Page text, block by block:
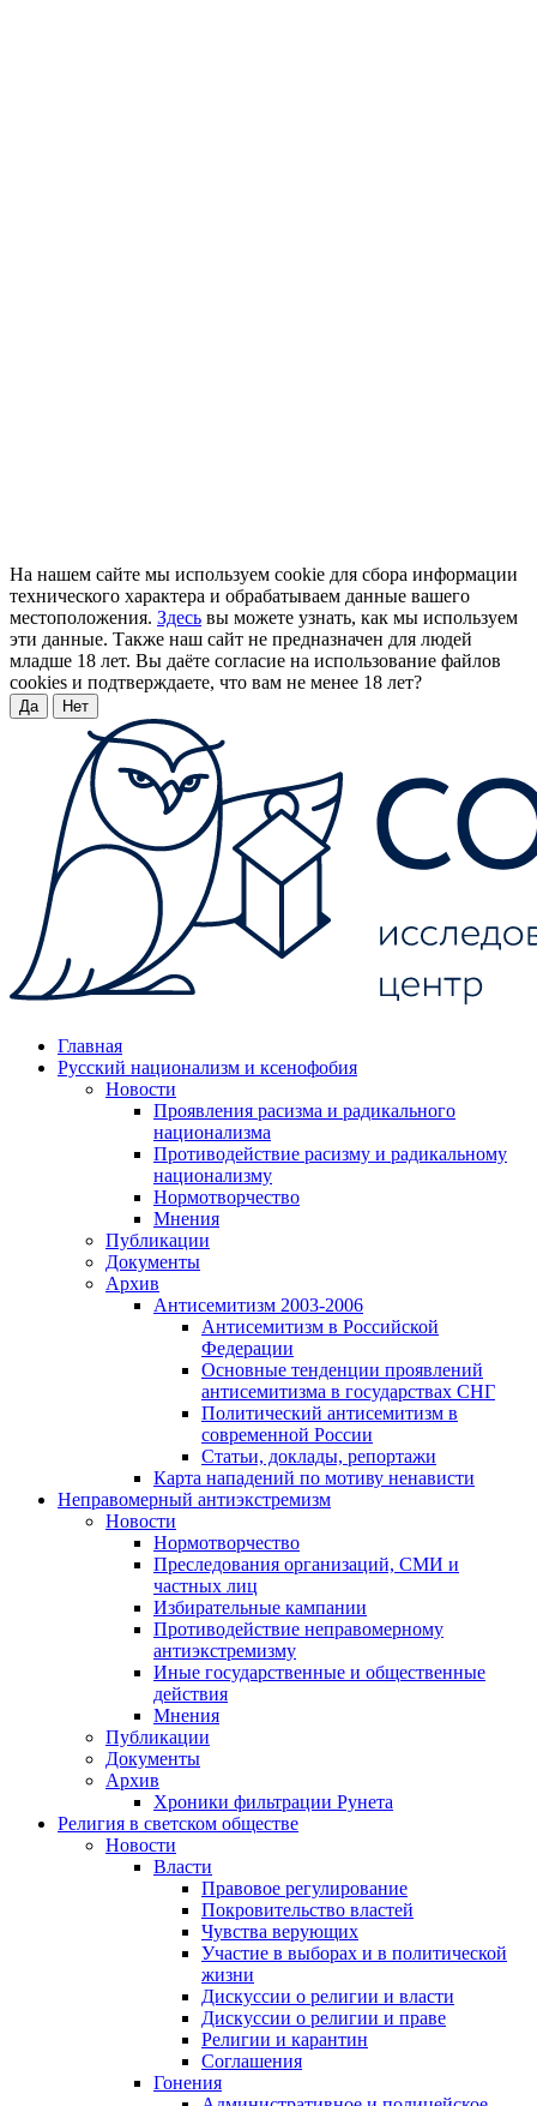
На нашем сайте мы используем cookie для сбора информации
технического характера и обрабатываем данные вашего
местоположения. Здесь вы можете узнать, как мы используем
эти данные. Также наш сайт не предназначен для людей
младше 18 лет. Вы даёте согласие на использование файлов
cookies и подтверждаете, что вам не менее 18 лет?
Да Нет
Главная
Русский национализм и ксенофобия
Новости
Проявления расизма и радикального
национализма
Противодействие расизму и радикальному
национализму
Нормотворчество
Мнения
Публикации
Документы
Архив
Антисемитизм 2003-2006
Антисемитизм в Российской
Федерации
Основные тенденции проявлений
антисемитизма в государствах СНГ
Политический антисемитизм в
современной России
Статьи, доклады, репортажи
Карта нападений по мотиву ненависти
Неправомерный антиэкстремизм
Новости
Нормотворчество
Преследования организаций, СМИ и
частных лиц
Избирательные кампании
Противодействие неправомерному
антиэкстремизму
Иные государственные и общественные
действия
Мнения
Публикации
Документы
Архив
Хроники фильтрации Рунета
Религия в светском обществе
Новости
Власти
Правовое регулирование
Покровительство властей
Чувства верующих
Участие в выборах и в политической
жизни
Дискуссии о религии и власти
Дискуссии о религии и праве
Религии и карантин
Соглашения
Гонения